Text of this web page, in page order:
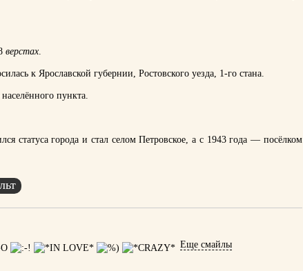
верстах.
к Ярославской губернии, Ростовского уезда, 1-го стана.
пункта.
статуса города и стал селом Петровское, а с 1943 года — посёлком
Еще смайлы